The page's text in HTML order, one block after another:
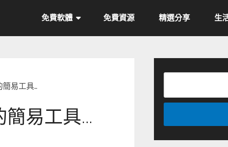
免費軟體 免費資源 精選分享 生
簡易工具…
簡易工具…